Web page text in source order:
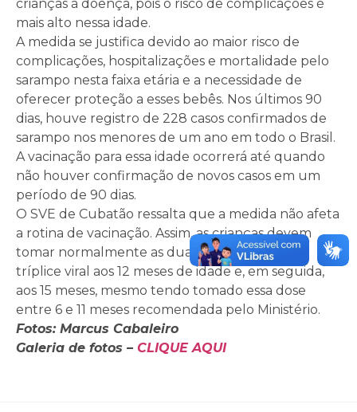
crianças à doença, pois o risco de complicações é
mais alto nessa idade.
A medida se justifica devido ao maior risco de
complicações, hospitalizações e mortalidade pelo
sarampo nesta faixa etária e a necessidade de
oferecer proteção a esses bebês. Nos últimos 90
dias, houve registro de 228 casos confirmados de
sarampo nos menores de um ano em todo o Brasil.
A vacinação para essa idade ocorrerá até quando
não houver confirmação de novos casos em um
período de 90 dias.
O SVE de Cubatão ressalta que a medida não afeta
a rotina de vacinação. Assim, as crianças devem
tomar normalmente as duas doses da vacina
tríplice viral aos 12 meses de idade e, em seguida,
aos 15 meses, mesmo tendo tomado essa dose
entre 6 e 11 meses recomendada pelo Ministério.
Fotos: Marcus Cabaleiro
Galeria de fotos – CLIQUE AQUI